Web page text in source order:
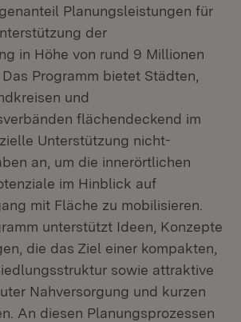
Planungsleistungen für
der
in Höhe von rund 9 Millionen
Programm bietet Städten,
und
flächendeckend im
Unterstützung nicht-
an, um die innerörtlichen
im Hinblick auf
mit Fläche zu mobilisieren.
unterstützt Ideen, Konzepte
die das Ziel einer kompakten,
sowie attraktive
Nahversorgung und kurzen
An diesen Planungsprozessen